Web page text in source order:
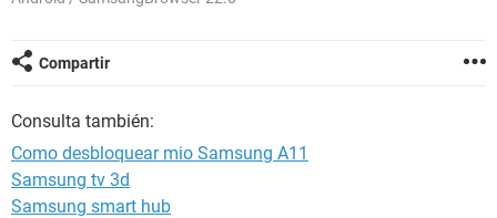
Compartir
Consulta también:
Como desbloquear mio Samsung A11
Samsung tv 3d
Samsung smart hub